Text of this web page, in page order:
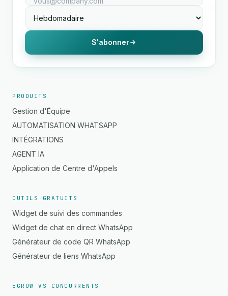
S'abonner
PRODUITS
Gestion d'Équipe
AUTOMATISATION WHATSAPP
INTÉGRATIONS
AGENT IA
Application de Centre d'Appels
OUTILS GRATUITS
Widget de suivi des commandes
Widget de chat en direct WhatsApp
Générateur de code QR WhatsApp
Générateur de liens WhatsApp
EGROW VS CONCURRENTS